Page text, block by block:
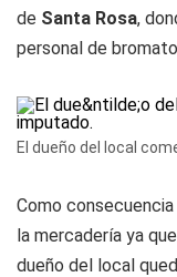
de Santa Rosa,
personal de
El dueño del local
Como
la mercadería ya
dueño del local